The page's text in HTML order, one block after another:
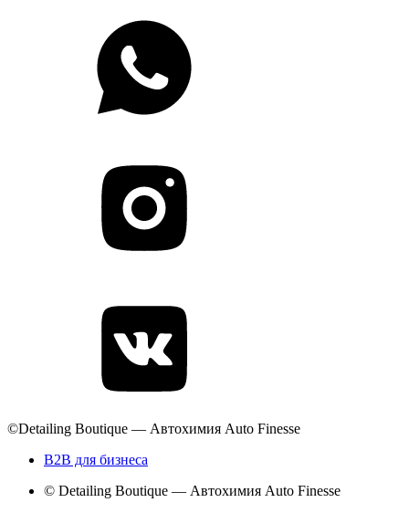
©Detailing Boutique — Автохимия Auto Finesse
B2B для бизнеса
© Detailing Boutique — Автохимия Auto Finesse